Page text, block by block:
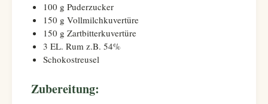
100 g Puderzucker
150 g Vollmilchkuvertüre
150 g Zartbitterkuvertüre
3 EL. Rum z.B. 54%
Schokostreusel
Zubereitung: